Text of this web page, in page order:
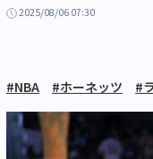
2025/08/06 07:30
#NBA #ホーネッツ #